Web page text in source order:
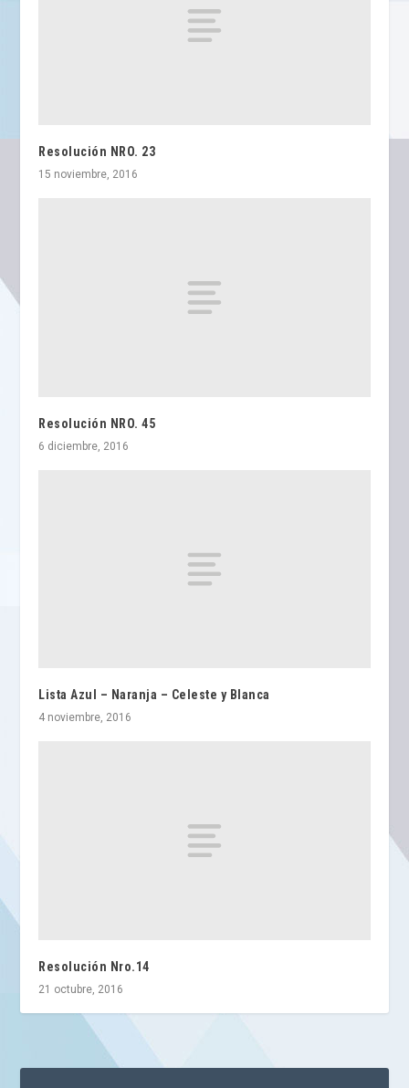
Resolución NRO. 23
15 noviembre, 2016
Resolución NRO. 45
6 diciembre, 2016
Lista Azul – Naranja – Celeste y Blanca
4 noviembre, 2016
Resolución Nro.14
21 octubre, 2016